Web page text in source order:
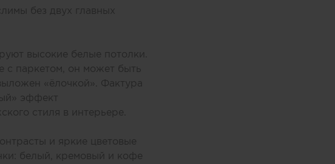
без двух главных
высокие белые потолки.
с паркетом, он может быть
«‎ёлочкой». Фактура
эффект
стиля в интерьере.
и яркие цветовые
белый, кремовый и кофе